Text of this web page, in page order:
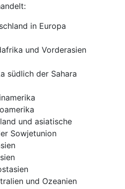
in Europa
und Vorderasien
südlich der Sahara
und asiatische
Sowjetunion
und Ozeanien